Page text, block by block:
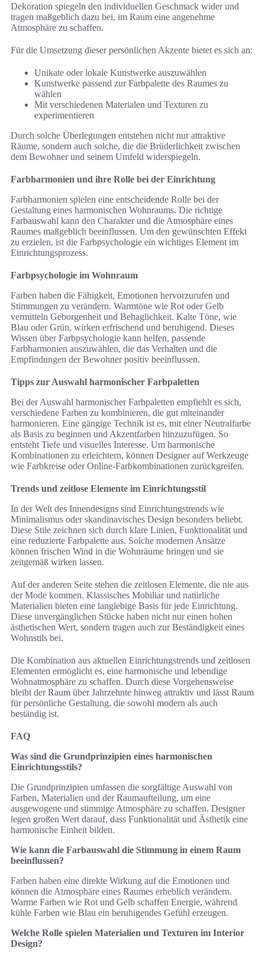
Dekoration spiegeln den individuellen Geschmack wider und
tragen maßgeblich dazu bei, im Raum eine angenehme
Atmosphäre zu schaffen.
Für die Umsetzung dieser persönlichen Akzente bietet es sich an:
Unikate oder lokale Kunstwerke auszuwählen
Kunstwerke passend zur Farbpalette des Raumes zu
wählen
Mit verschiedenen Materialen und Texturen zu
experimentieren
Durch solche Überlegungen entstehen nicht nur attraktive
Räume, sondern auch solche, die die Brüderlichkeit zwischen
dem Bewohner und seinem Umfeld widerspiegeln.
Farbharmonien und ihre Rolle bei der Einrichtung
Farbharmonien spielen eine entscheidende Rolle bei der
Gestaltung eines harmonischen Wohnraums. Die richtige
Farbauswahl kann den Charakter und die Atmosphäre eines
Raumes maßgeblich beeinflussen. Um den gewünschten Effekt
zu erzielen, ist die Farbpsychologie ein wichtiges Element im
Einrichtungsprozess.
Farbpsychologie im Wohnraum
Farben haben die Fähigkeit, Emotionen hervorzurufen und
Stimmungen zu verändern. Warmtöne wie Rot oder Gelb
vermitteln Geborgenheit und Behaglichkeit. Kalte Töne, wie
Blau oder Grün, wirken erfrischend und beruhigend. Dieses
Wissen über Farbpsychologie kann helfen, passende
Farbharmonien auszuwählen, die das Verhalten und die
Empfindungen der Bewohner positiv beeinflussen.
Tipps zur Auswahl harmonischer Farbpaletten
Bei der Auswahl harmonischer Farbpaletten empfiehlt es sich,
verschiedene Farben zu kombinieren, die gut miteinander
harmonieren. Eine gängige Technik ist es, mit einer Neutralfarbe
als Basis zu beginnen und Akzentfarben hinzuzufügen. So
entsteht Tiefe und visuelles Interesse. Um harmonische
Kombinationen zu erleichtern, können Designer auf Werkzeuge
wie Farbkreise oder Online-Farbkombinationen zurückgreifen.
Trends und zeitlose Elemente im Einrichtungsstil
In der Welt des Innendesigns sind Einrichtungstrends wie
Minimalismus oder skandinavisches Design besonders beliebt.
Diese Stile zeichnen sich durch klare Linien, Funktionalität und
eine reduzierte Farbpalette aus. Solche modernen Ansätze
können frischen Wind in die Wohnräume bringen und sie
zeitgemäß wirken lassen.
Auf der anderen Seite stehen die zeitlosen Elemente, die nie aus
der Mode kommen. Klassisches Mobiliar und natürliche
Materialien bieten eine langlebige Basis für jede Einrichtung.
Diese unvergänglichen Stücke haben nicht nur einen hohen
ästhetischen Wert, sondern tragen auch zur Beständigkeit eines
Wohnstils bei.
Die Kombination aus aktuellen Einrichtungstrends und zeitlosen
Elementen ermöglicht es, eine harmonische und lebendige
Wohnatmosphäre zu schaffen. Durch diese Vorgehensweise
bleibt der Raum über Jahrzehnte hinweg attraktiv und lässt Raum
für persönliche Gestaltung, die sowohl modern als auch
beständig ist.
FAQ
Was sind die Grundprinzipien eines harmonischen
Einrichtungsstils?
Die Grundprinzipien umfassen die sorgfältige Auswahl von
Farben, Materialien und der Raumaufteilung, um eine
ausgewogene und stimmige Atmosphäre zu schaffen. Designer
legen großen Wert darauf, dass Funktionalität und Ästhetik eine
harmonische Einheit bilden.
Wie kann die Farbauswahl die Stimmung in einem Raum
beeinflussen?
Farben haben eine direkte Wirkung auf die Emotionen und
können die Atmosphäre eines Raumes erheblich verändern.
Warme Farben wie Rot und Gelb schaffen Energie, während
kühle Farben wie Blau ein beruhigendes Gefühl erzeugen.
Welche Rolle spielen Materialien und Texturen im Interior
Design?